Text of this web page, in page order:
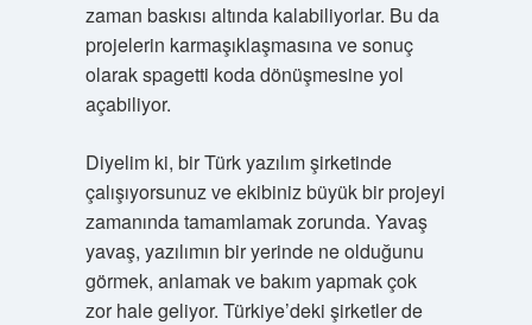
zaman baskısı altında kalabiliyorlar. Bu da
projelerin karmaşıklaşmasına ve sonuç
olarak spagetti koda dönüşmesine yol
açabiliyor.
Diyelim ki, bir Türk yazılım şirketinde
çalışıyorsunuz ve ekibiniz büyük bir projeyi
zamanında tamamlamak zorunda. Yavaş
yavaş, yazılımın bir yerinde ne olduğunu
görmek, anlamak ve bakım yapmak çok
zor hale geliyor. Türkiye’deki şirketler de